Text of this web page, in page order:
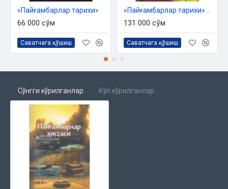
«Пайғамбарлар тарихи»
66 000 сўм
Саватчага қўшиш
131 000 сўм
Саватчага қўшиш
Сўнгги кўрилганлар Кўп кўрилганлар